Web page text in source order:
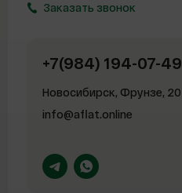
Заказать звонок
+7(984) 194-07-49
Новосибирск, Фрунзе, 20
info@aflat.online